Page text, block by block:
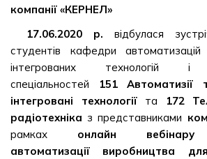
компанії «КЕРНЕЛ»
17.06.2020 р. відбулася
студентів кафедри
інтегрованих технологій і
спеціальностей
151 Автоматизії
інтегровані технологіїта
172
радіотехніка з представниками
рамках онлайн вебінару
автоматизації виробництва